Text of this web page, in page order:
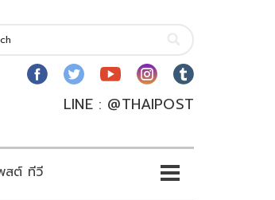
LINE : @THAIPOST
สต์ ทีวี